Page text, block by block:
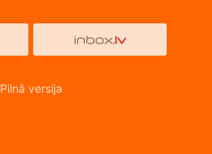
Pilnā versija